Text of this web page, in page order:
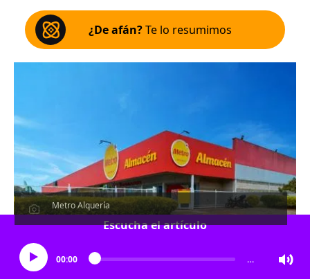
¿De afán?Te lo resumimos
Metro Alquería
Escucha el artículo
00:00 …